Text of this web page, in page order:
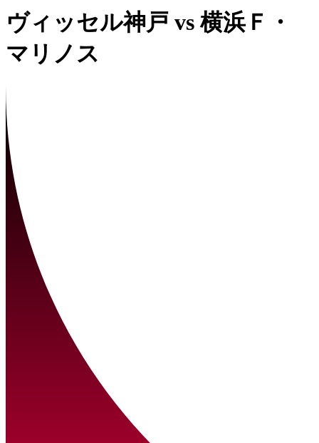
ヴィッセル神戸 vs横浜Ｆ・
マリノス